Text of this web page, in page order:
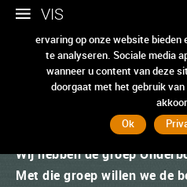
VIS
Wij hebben de groep
Met die groep willen we de
Wij gebruiken cookies om
ervaring op onze website bieden
te analyseren. Sociale media
wanneer u content van deze
doorgaat met het gebruik
Ok